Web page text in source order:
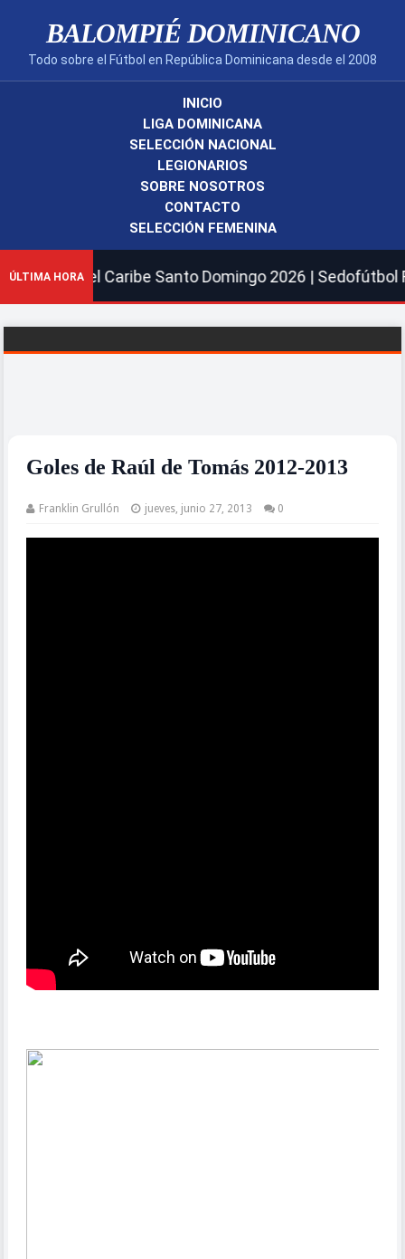
BALOMPIÉ DOMINICANO
Todo sobre el Fútbol en República Dominicana desde el 2008
INICIO
LIGA DOMINICANA
SELECCIÓN NACIONAL
LEGIONARIOS
SOBRE NOSOTROS
CONTACTO
SELECCIÓN FEMENINA
ÚLTIMA HORACaribe Santo Domingo 2026 |
Goles de Raúl de Tomás 2012-2013
Franklin Grullón jueves, junio 27, 2013 0